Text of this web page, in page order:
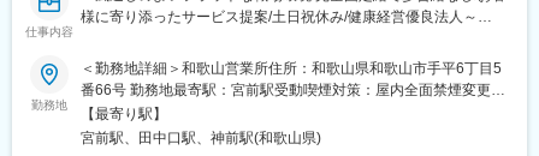
仕事内容
様に寄り添ったサービス提案/土日祝休み/健康経営優良法人～
■業務概要：
三菱電機グループの社員・OB・OG・家族、及び三菱電機グルー
プの取引先企業へ生損保商品の提案をしていただきます。
■具体的な業務内容：
勤務地
＜勤務地詳細＞和歌山営業所住所：和歌山県和歌山市手平6丁目5
番66号 勤務地最寄駅：宮前駅受動喫煙対策：屋内全面禁煙変更の
範囲：会社の定める事業所（リモートワーク含む）
【最寄り駅】
宮前駅、田中口駅、神前駅(和歌山県)